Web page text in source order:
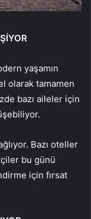
yaşamın
olarak tamamen
bazı aileler için
Bazı oteller
bu günü
için fırsat